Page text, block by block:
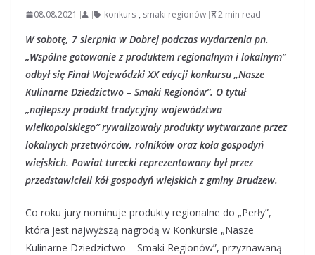
08.08.2021 konkurs , smaki regionów 2 min read
W sobotę, 7 sierpnia w Dobrej podczas wydarzenia pn.
„Wspólne gotowanie z produktem regionalnym i lokalnym”
odbył się Finał Wojewódzki XX edycji konkursu „Nasze
Kulinarne Dziedzictwo – Smaki Regionów”. O tytuł
„najlepszy produkt tradycyjny województwa
wielkopolskiego” rywalizowały produkty wytwarzane przez
lokalnych przetwórców, rolników oraz koła gospodyń
wiejskich. Powiat turecki reprezentowany był przez
przedstawicieli kół gospodyń wiejskich z gminy Brudzew.
Co roku jury nominuje produkty regionalne do „Perły”,
która jest najwyższą nagrodą w Konkursie „Nasze
Kulinarne Dziedzictwo – Smaki Regionów”, przyznawaną